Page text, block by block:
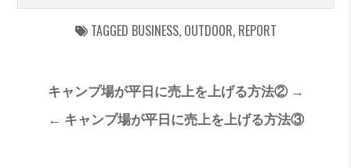
TAGGED BUSINESS, OUTDOOR, REPORT
キャンプ場が平日に売上を上げる方法② →
← キャンプ場が平日に売上を上げる方法③